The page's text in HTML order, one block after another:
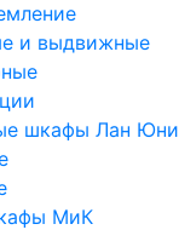
и выдвижные
шкафы Лан
МиК